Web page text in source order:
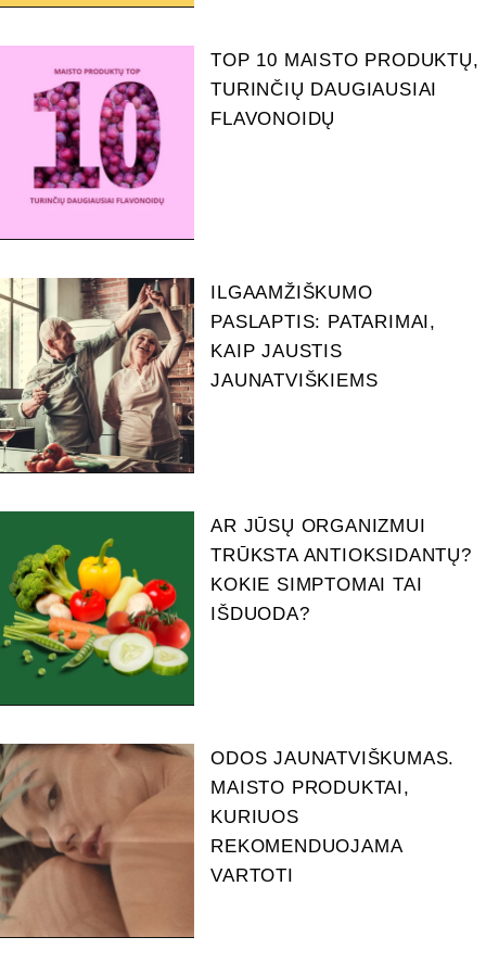
TOP 10 MAISTO PRODUKTŲ,
TURINČIŲ DAUGIAUSIAI
FLAVONOIDŲ
ILGAAMŽIŠKUMO
PASLAPTIS: PATARIMAI,
KAIP JAUSTIS
JAUNATVIŠKIEMS
AR JŪSŲ ORGANIZMUI
TRŪKSTA ANTIOKSIDANTŲ?
KOKIE SIMPTOMAI TAI
IŠDUODA?
ODOS JAUNATVIŠKUMAS.
MAISTO PRODUKTAI,
KURIUOS
REKOMENDUOJAMA
VARTOTI